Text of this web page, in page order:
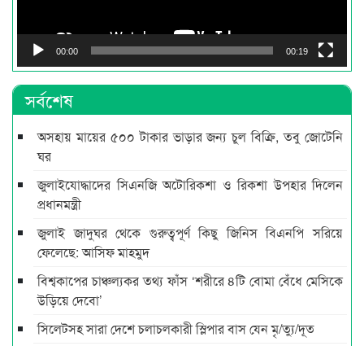
00:00 00:19
সর্বশেষ
অসহায় মায়ের ৫০০ টাকার ভাড়ার জন্য চুল বিক্রি, তবু জোটেনি
ঘর
জুলাইযোদ্ধাদের সিএনজি অটোরিকশা ও রিকশা উপহার দিলেন
প্রধানমন্ত্রী
জুলাই জাদুঘর থেকে গুরুত্বপূর্ণ কিছু জিনিস বিএনপি সরিয়ে
ফেলেছে: আসিফ মাহমুদ
বিশ্বকাপের চাঞ্চল্যকর তথ্য ফাঁস ‘শরীরে ৪টি বোমা বেঁধে মেসিকে
উড়িয়ে দেবো’
সিলেটসহ সারা দেশে চলাচলকারী স্লিপার বাস যেন মৃ/ত্যু/দূত